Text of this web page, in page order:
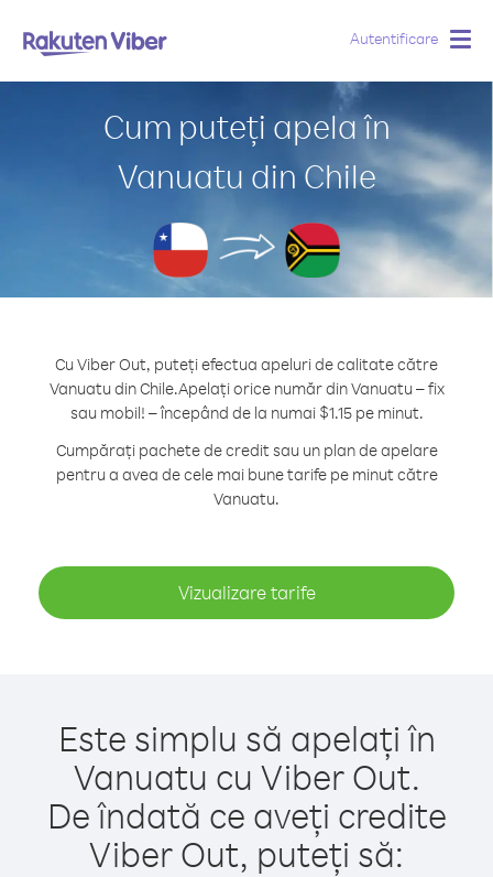
Autentificare
Cum puteți apela în
Vanuatu din Chile
Cu Viber Out, puteți efectua apeluri de calitate către
Vanuatu din Chile.Apelați orice număr din Vanuatu – fix
sau mobil! – începând de la numai $1.15 pe minut.
Cumpărați pachete de credit sau un plan de apelare
pentru a avea de cele mai bune tarife pe minut către
Vanuatu.
Vizualizare tarife
Este simplu să apelați în
Vanuatu cu Viber Out.
De îndată ce aveți credite
Viber Out, puteți să: